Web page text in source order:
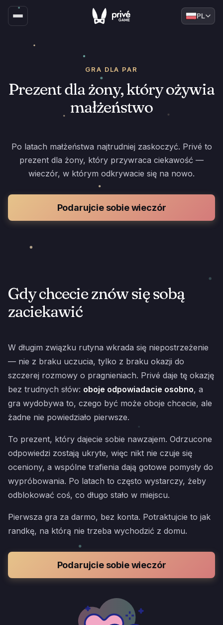
PL
GRA DLA PAR
Prezent dla żony, który ożywia
małżeństwo
Po latach małżeństwa najtrudniej zaskoczyć. Privé to
prezent dla żony, który przywraca ciekawość —
wieczór, w którym odkrywacie się na nowo.
Podarujcie sobie wieczór
Gdy chcecie znów się sobą
zaciekawić
W długim związku rutyna wkrada się niepostrzeżenie
— nie z braku uczucia, tylko z braku okazji do
szczerej rozmowy o pragnieniach. Privé daje tę okazję
bez trudnych słów: oboje odpowiadacie osobno, a
gra wydobywa to, czego być może oboje chcecie, ale
żadne nie powiedziało pierwsze.
To prezent, który dajecie sobie nawzajem. Odrzucone
odpowiedzi zostają ukryte, więc nikt nie czuje się
oceniony, a wspólne trafienia dają gotowe pomysły do
wypróbowania. Po latach to często wystarczy, żeby
odblokować coś, co długo stało w miejscu.
Pierwsza gra za darmo, bez konta. Potraktujcie to jak
randkę, na którą nie trzeba wychodzić z domu.
Podarujcie sobie wieczór